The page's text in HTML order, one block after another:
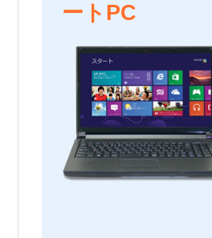
ートPC